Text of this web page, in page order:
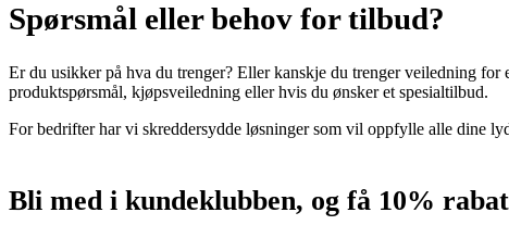
Spørsmål eller behov for tilbud?
Er du usikker på hva du trenger? Eller kanskje du trenger veiledning
produktspørsmål, kjøpsveiledning eller hvis du ønsker et spesialtilbud.
For bedrifter har vi skreddersydde løsninger som vil oppfylle alle dine
Bli med i kundeklubben, og få 10%